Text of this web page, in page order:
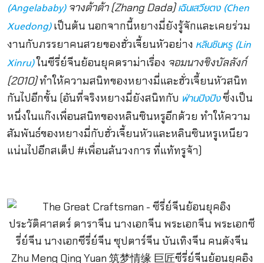
(Angelababy)จางต้าต้า (Zhang Dada)เฉินเสวียตง (Chen
Xuedong)เป็นต้น นอกจากนี้หยางมี่ยังรู้จักและเคยร่วม
งานกับภรรยาคนสวยของฮั่วเจี้ยนหัวอย่าง หลินซินหรู (Lin
Xinru)ในซีรี่ย์จีนย้อนยุคดราม่าเรื่อง จอมนางชิงบัลลังก์
(2010)ทำให้ความสนิทของหยางมี่และฮั่วเจี้ยนหัวสนิท
กันไปอีกขั้น (อันที่จริงหยางมี่ยังสนิทกับ ฟ่านปิงปิงซึ่งเป็น
หนึ่งในแก๊งเพื่อนสนิทของหลินซินหรูอีกด้วย ทำให้ความ
สัมพันธ์ของหยางมี่กับฮั่วเจี้ยนหัวและหลินซินหรูเหนียว
แน่นไปอีกสเต็ป #เพื่อนล้นวงการ ที่แท้ทรูจ้า)